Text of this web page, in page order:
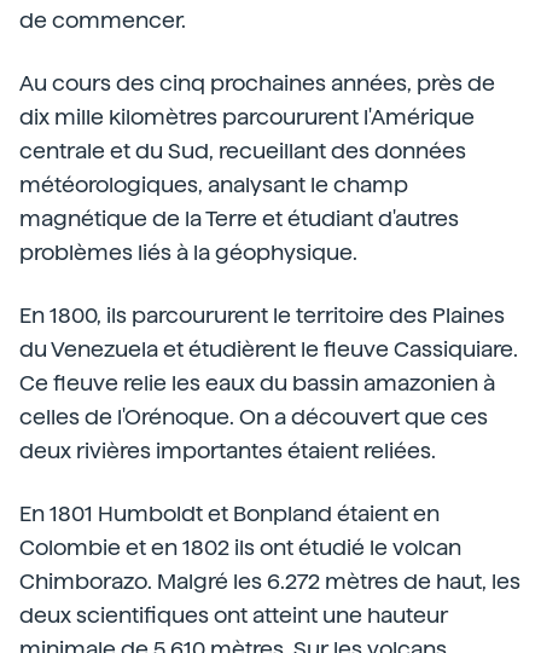
de commencer.
Au cours des cinq prochaines années, près de
dix mille kilomètres parcoururent l'Amérique
centrale et du Sud, recueillant des données
météorologiques, analysant le champ
magnétique de la Terre et étudiant d'autres
problèmes liés à la géophysique.
En 1800, ils parcoururent le territoire des Plaines
du Venezuela et étudièrent le fleuve Cassiquiare.
Ce fleuve relie les eaux du bassin amazonien à
celles de l'Orénoque. On a découvert que ces
deux rivières importantes étaient reliées.
En 1801 Humboldt et Bonpland étaient en
Colombie et en 1802 ils ont étudié le volcan
Chimborazo. Malgré les 6.272 mètres de haut, les
deux scientifiques ont atteint une hauteur